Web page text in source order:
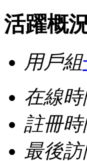
活躍概
用戶組
在線
註冊時
最後